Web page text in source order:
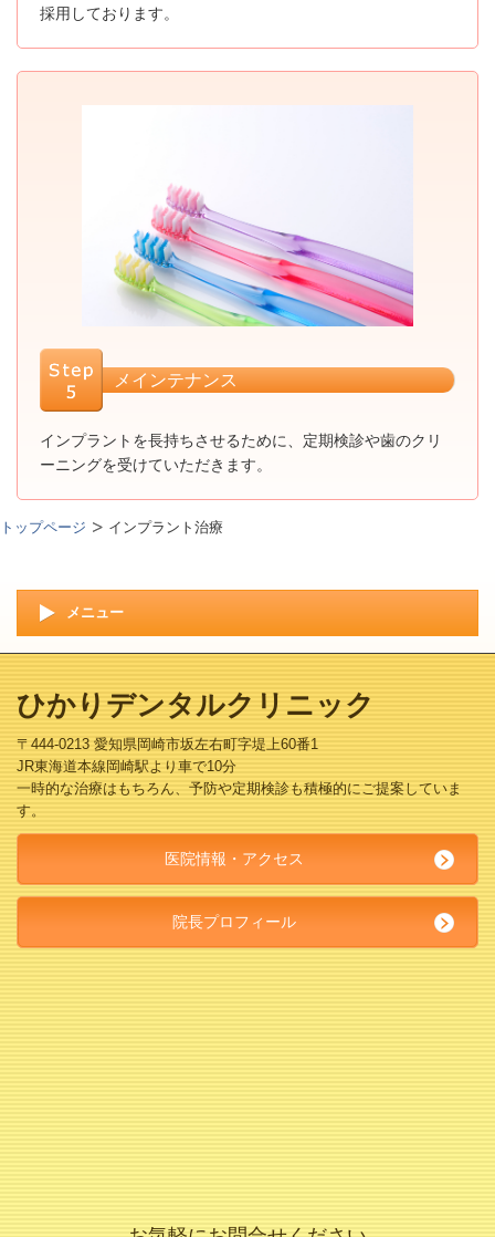
採用しております。
メインテナンス
インプラントを長持ちさせるために、定期検診や歯のクリ
ーニングを受けていただきます。
トップページ インプラント治療
メニュー
ひかりデンタルクリニック
〒444-0213 愛知県岡崎市坂左右町字堤上60番1
JR東海道本線岡崎駅より車で10分
一時的な治療はもちろん、予防や定期検診も積極的にご提案していま
す。
医院情報・アクセス
院長プロフィール